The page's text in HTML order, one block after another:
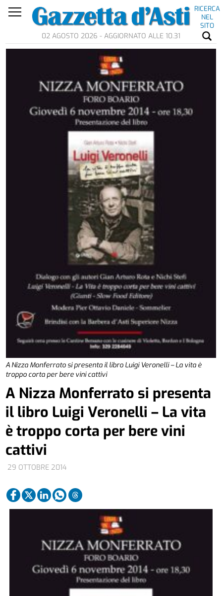
RICERCA
NEL
SITO
02 AGOSTO 2026 - AGGIORNATO ALLE 10.31
A Nizza Monferrato si presenta il libro Luigi Veronelli – La vita è
troppo corta per bere vini cattivi
29 OTTOBRE 2014
A Nizza Monferrato si presenta
il libro Luigi Veronelli – La vita
è troppo corta per bere vini
cattivi